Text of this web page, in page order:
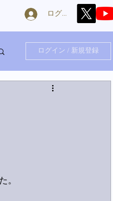
ログイン
ログイン / 新規登録
。